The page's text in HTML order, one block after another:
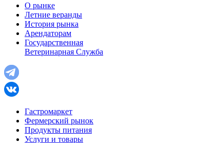
О рынке
Летние веранды
История рынка
Арендаторам
Государственная
Ветеринарная Служба
Гастромаркет
Фермерский рынок
Продукты питания
Услуги и товары